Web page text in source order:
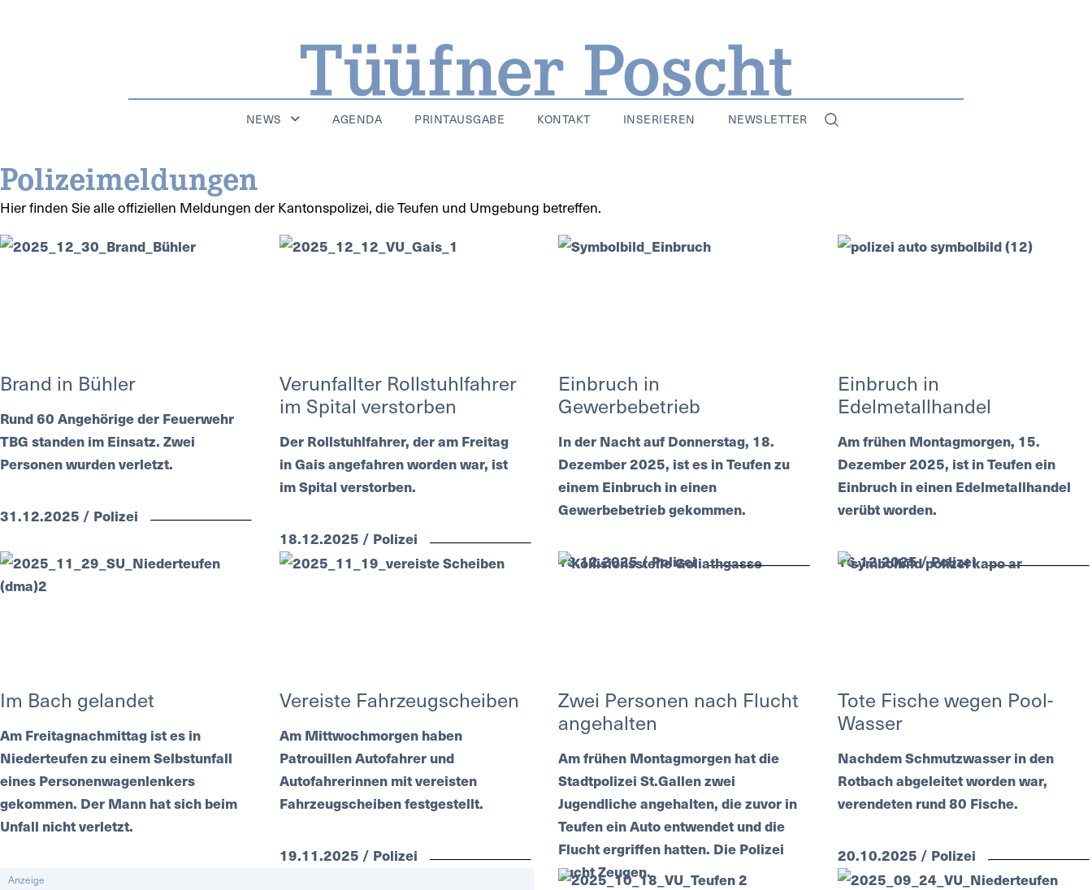
NEWS AGENDA PRINTAUSGABE KONTAKT INSERIEREN NEWSLETTER
Polizeimeldungen
Hier finden Sie alle offiziellen Meldungen der Kantonspolizei, die Teufen und Umgebung betreffen.
Brand in Bühler
Rund 60 Angehörige der Feuerwehr
TBG standen im Einsatz. Zwei
Personen wurden verletzt.
31.12.2025 / Polizei
Verunfallter Rollstuhlfahrer
im Spital verstorben
Der Rollstuhlfahrer, der am Freitag
in Gais angefahren worden war, ist
im Spital verstorben.
18.12.2025 / Polizei
Einbruch in
Gewerbebetrieb
In der Nacht auf Donnerstag, 18.
Dezember 2025, ist es in Teufen zu
einem Einbruch in einen
Gewerbebetrieb gekommen.
18.12.2025 / Polizei
Einbruch in
Edelmetallhandel
Am frühen Montagmorgen, 15.
Dezember 2025, ist in Teufen ein
Einbruch in einen Edelmetallhandel
verübt worden.
16.12.2025 / Polizei
Im Bach gelandet
Am Freitagnachmittag ist es in
Niederteufen zu einem Selbstunfall
eines Personenwagenlenkers
gekommen. Der Mann hat sich beim
Unfall nicht verletzt.
29.11.2025 / Polizei
Vereiste Fahrzeugscheiben
Am Mittwochmorgen haben
Patrouillen Autofahrer und
Autofahrerinnen mit vereisten
Fahrzeugscheiben festgestellt.
19.11.2025 / Polizei
Zwei Personen nach Flucht
angehalten
Am frühen Montagmorgen hat die
Stadtpolizei St.Gallen zwei
Jugendliche angehalten, die zuvor in
Teufen ein Auto entwendet und die
Flucht ergriffen hatten. Die Polizei
sucht Zeugen.
Tote Fische wegen Pool-
Wasser
Nachdem Schmutzwasser in den
Rotbach abgeleitet worden war,
verendeten rund 80 Fische.
20.10.2025 / Polizei
Anzeige